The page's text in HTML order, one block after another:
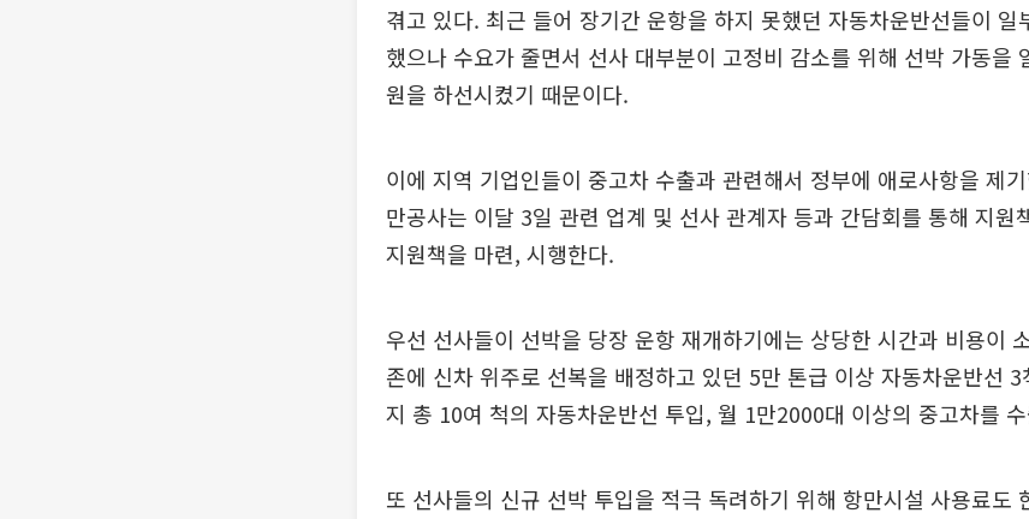
겪고 있다. 최근 들어 장기간 운항을 하지 못했던 자동차운반선들이 일
했으나 수요가 줄면서 선사 대부분이 고정비 감소를 위해 선박 가동을
원을 하선시켰기 때문이다.
이에 지역 기업인들이 중고차 수출과 관련해서 정부에 애로사항을 제
만공사는 이달 3일 관련 업계 및 선사 관계자 등과 간담회를 통해 지원
지원책을 마련, 시행한다.
우선 선사들이 선박을 당장 운항 재개하기에는 상당한 시간과 비용이
존에 신차 위주로 선복을 배정하고 있던 5만 톤급 이상 자동차운반선
지 총 10여 척의 자동차운반선 투입, 월 1만2000대 이상의 중고차를
또 선사들의 신규 선박 투입을 적극 독려하기 위해 항만시설 사용료도